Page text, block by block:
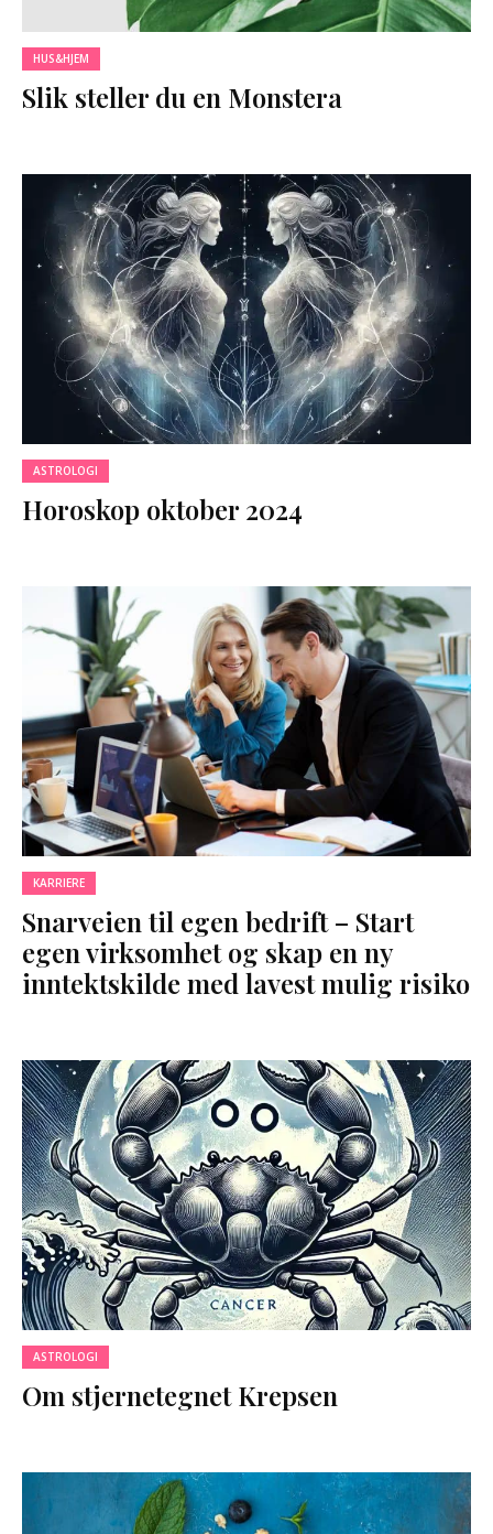
HUS&HJEM
Slik steller du en Monstera
ASTROLOGI
Horoskop oktober 2024
KARRIERE
Snarveien til egen bedrift – Start
egen virksomhet og skap en ny
inntektskilde med lavest mulig risiko
ASTROLOGI
Om stjernetegnet Krepsen